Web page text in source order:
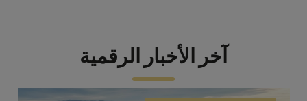
آخر الأخبار الرقمية